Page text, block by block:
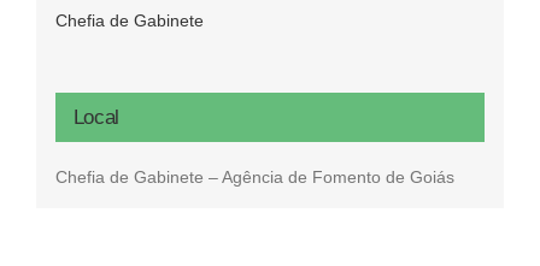
Chefia de Gabinete
Local
Chefia de Gabinete – Agência de Fomento de Goiás